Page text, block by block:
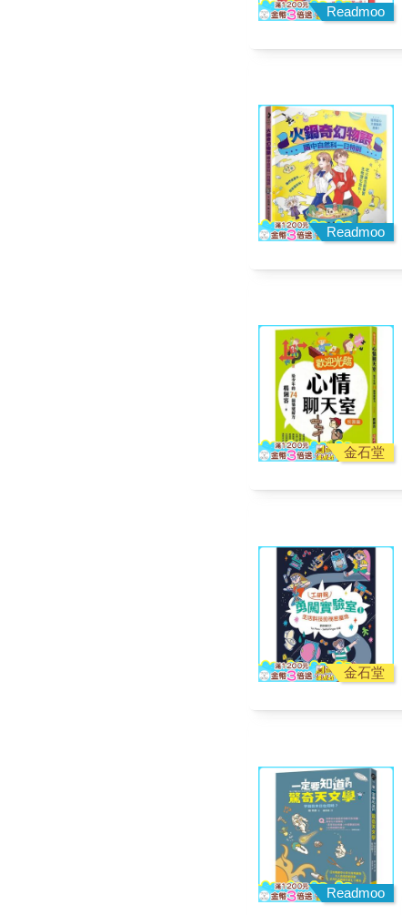
Readmoo
Readmoo
金石堂
金石堂
Readmoo